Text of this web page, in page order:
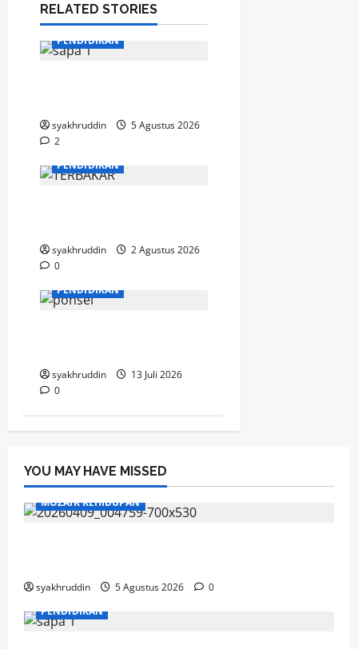
RELATED STORIES
PENDIDIKAN
syakhruddin
5 Agustus 2026
2MOZAIK KEHIDUPAN
PENDIDIKAN
syakhruddin
2 Agustus 2026
0
PENDIDIKAN
syakhruddin
13 Juli 2026
0
YOU MAY HAVE MISSED
MOZAIK KEHIDUPAN
syakhruddin 5 Agustus 2026
0
PENDIDIKAN